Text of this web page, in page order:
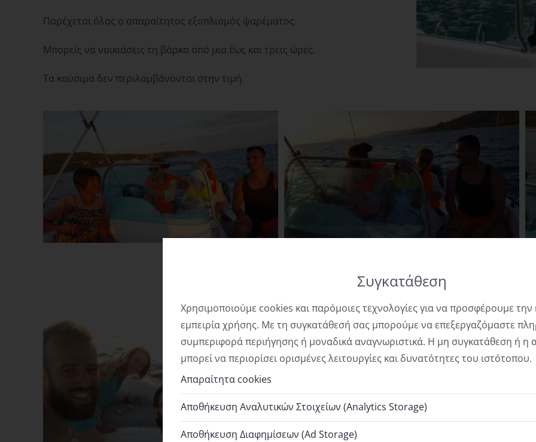
Παρέχεται όλος ο απαραίτητος εξοπλισμός ψαρέματος.
Μπορείς να νοικιάσεις τη βάρκα από μια έως και τρεις ώρες.
Τα καύσιμα δεν περιλαμβάνονται στην τιμή.
Συγκατάθεση
Χρησιμοποιούμε cookies και παρόμοιες τεχνολογίες για να προσφέρουμε
εμπειρία χρήσης. Με τη συγκατάθεσή σας μπορούμε να επεξεργαζόμαστε
συμπεριφορά περιήγησης ή μοναδικά αναγνωριστικά. Η μη συγκατάθεση ή η
μπορεί να περιορίσει ορισμένες λειτουργίες και δυνατότητες του ιστότοπου.
Απαραίτητα cookies
Αποθήκευση Αναλυτικών Στοιχείων (Analytics Storage)
Αποθήκευση Διαφημίσεων (Ad Storage)